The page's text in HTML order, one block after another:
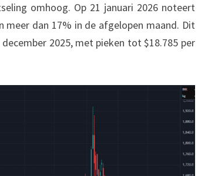
omhoog. Op 21 januari 2026 noteert
meer dan 17% in de afgelopen maand. Dit
2025, met pieken tot $18.785 per